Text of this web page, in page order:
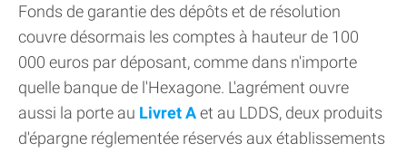
Fonds de garantie des dépôts et de résolution
couvre désormais les comptes à hauteur de 100
000 euros par déposant, comme dans n'importe
quelle banque de l'Hexagone. L'agrément ouvre
aussi la porte au Livret Aet au LDDS, deux produits
d'épargne réglementée réservés aux établissements